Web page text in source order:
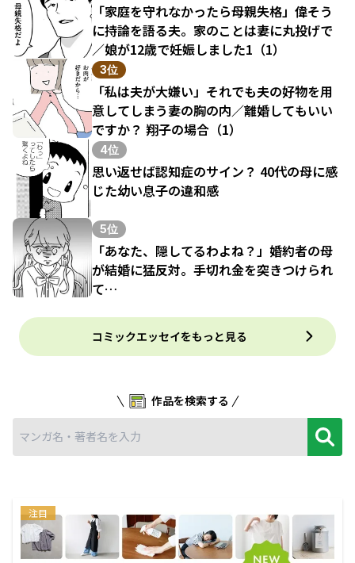
「家庭を守れなかったら母親失格」偉そう
に持論を語る夫。家のことは妻に丸投げで
／娘が12歳で妊娠しました1（1）
3位
「私は夫が大嫌い」それでも夫の好物を用
意してしまう妻の胸の内／離婚してもいい
ですか？ 翔子の場合（1）
4位
思い返せば認知症のサイン？ 40代の母に感
じた幼い息子の違和感
5位
「あなた、隠してるわよね？」婚約者の母
が結婚に猛反対。手切れ金を突きつけられ
て…
コミックエッセイをもっと見る
作品を検索する
注目